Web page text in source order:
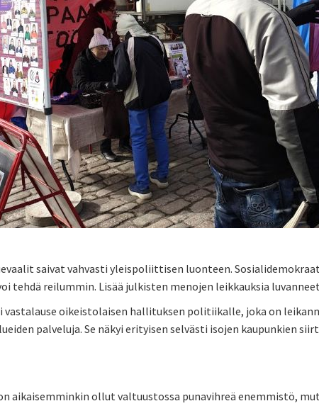
saivat vahvasti yleispoliittisen luonteen.
tehdä reilummin. Lisää julkisten menojen leikkauksia
vastalause oikeistolaisen hallituksen politiikalle, joka on
palveluja. Se näkyi erityisen selvästi isojen kaupunkien
aikaisemminkin ollut valtuustossa punavihreä enemmistö,